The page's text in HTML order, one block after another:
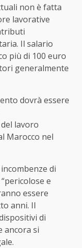
non è fatta
lavorative
Il salario
più di 100 euro
generalmente
dovrà essere
lavoro
Marocco nel
di
e
essere
anni. Il
di
ancora si